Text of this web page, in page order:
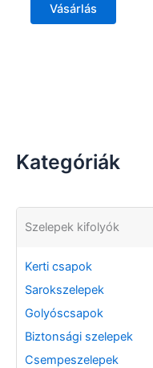
Kategóriák
Szelepek kifolyók
Kerti csapok
Sarokszelepek
Golyóscsapok
Biztonsági szelepek
Csempeszelepek
Vásárlás